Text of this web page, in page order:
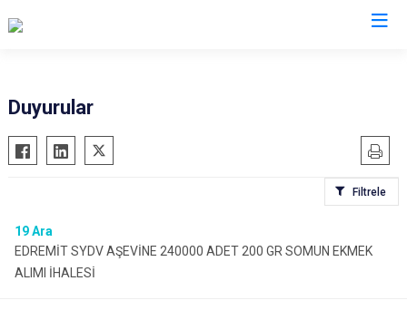
Bahçesaray
Başkale
Çatak
Edremit
Erciş
İpekyolu
Duyurular
Filtrele
19Ara
EDREMİT SYDV AŞEVİNE 240000 ADET 200 GR SOMUN EKMEK
ALIMI İHALESİ